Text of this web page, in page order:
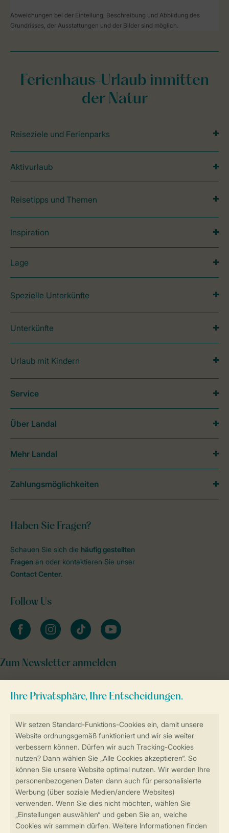
Abweichungen bei der Einteilung, Beschreibung und Abbildung des
Grundrisses, der Ausstattungen und der Bilder sind möglich.
Sicherstellung Deiner Privatsphäre
Sicher und schnell zur Online-Buchung
Sichere Datenübertragung
Sicheres Bezahlen
Ferienhaus-Urlaub inmitten
der Natur
Reiseziele und Ferienparks
Aktivurlaub
Reisetipps und Themen
Inspiration
Lage
Spezielle Unterkünfte
Unterkünfte
Urlaub mit Kindern
Haben Sie Fragen?
Schauen Sie sich die häufig gestellten
Fragen an oder kontaktieren Sie unser
Contact Center.
Follow Us
facebookinstagramtiktok youtube
Zum Newsletter anmelden
Service
Über Landal
Mehr Landal
Zahlungsmöglichkeiten